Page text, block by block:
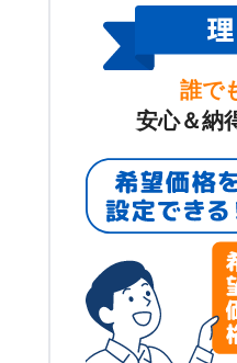
誰で
安心＆納